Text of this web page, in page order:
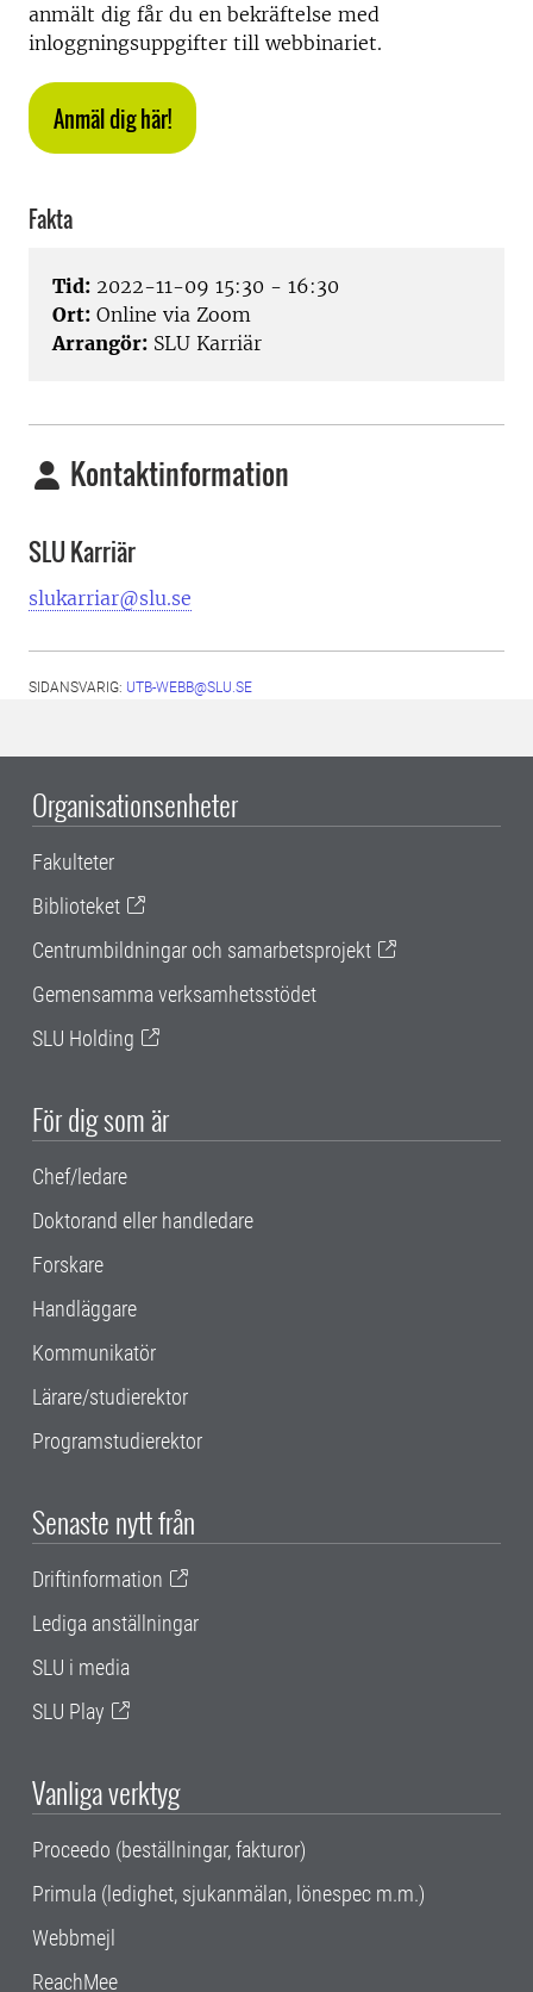
anmält dig får du en bekräftelse med
inloggningsuppgifter till webbinariet.
Anmäl dig här!
Fakta
Tid: 2022-11-09 15:30 - 16:30
Ort: Online via Zoom
Arrangör: SLU Karriär
Kontaktinformation
SLU Karriär
slukarriar@slu.se
SIDANSVARIG: UTB-WEBB@SLU.SE
Organisationsenheter
Fakulteter
Biblioteket
Centrumbildningar och samarbetsprojekt
Gemensamma verksamhetsstödet
SLU Holding
För dig som är
Chef/ledare
Doktorand eller handledare
Forskare
Handläggare
Kommunikatör
Lärare/studierektor
Programstudierektor
Senaste nytt från
Driftinformation
Lediga anställningar
SLU i media
SLU Play
Vanliga verktyg
Proceedo (beställningar, fakturor)
Primula (ledighet, sjukanmälan, lönespec m.m.)
Webbmejl
ReachMee